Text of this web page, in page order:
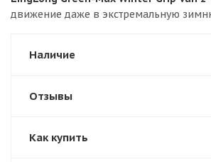
движение даже в экстремальную
Наличие
Отзывы
Как купить